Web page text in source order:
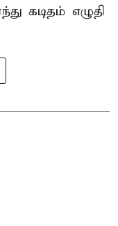
கடிதம் எழுதி